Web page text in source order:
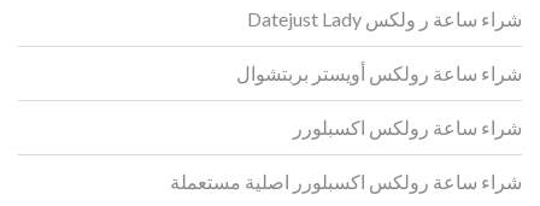
شراء ساعة ر ولكس Datejust Lady
شراء ساعة رولكس أويستر بربتشوال
شراء ساعة رولكس اكسبلورر
شراء ساعة رولكس اكسبلورر اصلية مستعملة